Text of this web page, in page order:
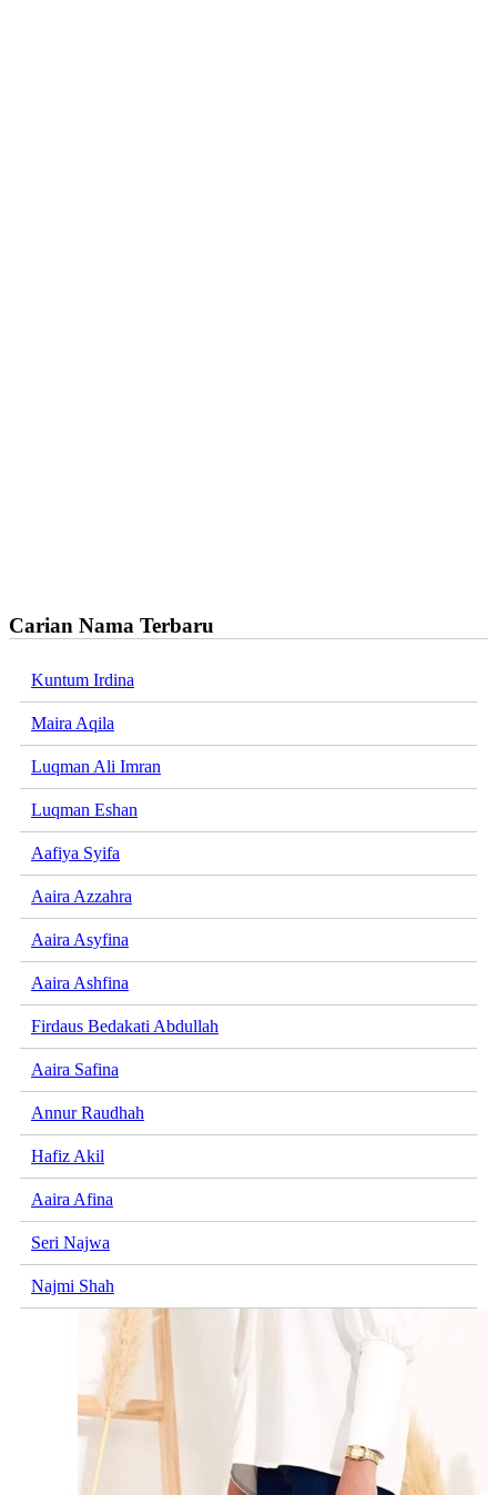
Carian Nama Terbaru
Kuntum Irdina
Maira Aqila
Luqman Ali Imran
Luqman Eshan
Aafiya Syifa
Aaira Azzahra
Aaira Asyfina
Aaira Ashfina
Firdaus Bedakati Abdullah
Aaira Safina
Annur Raudhah
Hafiz Akil
Aaira Afina
Seri Najwa
Najmi Shah